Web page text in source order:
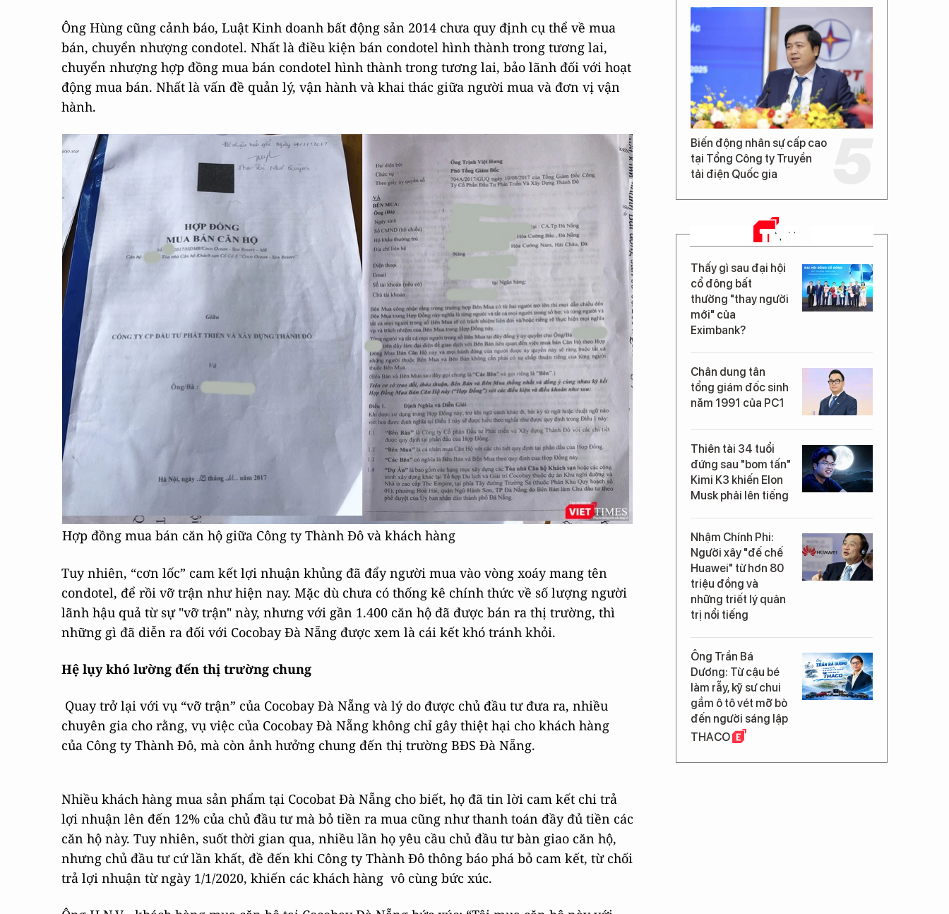
Ông Hùng cũng cảnh báo, Luật Kinh doanh bất động sản 2014 chưa quy định cụ thể về mua
bán, chuyển nhượng condotel. Nhất là điều kiện bán condotel hình thành trong tương lai,
chuyển nhượng hợp đồng mua bán condotel hình thành trong tương lai, bảo lãnh đối với hoạt
động mua bán. Nhất là vấn đề quản lý, vận hành và khai thác giữa người mua và đơn vị vận
hành.
Hợp đồng mua bán căn hộ giữa Công ty Thành Đô và khách hàng
Tuy nhiên, “cơn lốc” cam kết lợi nhuận khủng đã đẩy người mua vào vòng xoáy mang tên
condotel, để rồi vỡ trận như hiện nay. Mặc dù chưa có thống kê chính thức về số lượng người
lãnh hậu quả từ sự "vỡ trận" này, nhưng với gần 1.400 căn hộ đã được bán ra thị trường, thì
những gì đã diễn ra đối với Cocobay Đà Nẵng được xem là cái kết khó tránh khỏi.
Hệ lụy khó lường đến thị trường chung
Quay trở lại với vụ “vỡ trận” của Cocobay Đà Nẵng và lý do được chủ đầu tư đưa ra, nhiều
chuyên gia cho rằng, vụ việc của Cocobay Đà Nẵng không chỉ gây thiệt hại cho khách hàng
của Công ty Thành Đô, mà còn ảnh hưởng chung đến thị trường BĐS Đà Nẵng.
Nhiều khách hàng mua sản phẩm tại Cocobat Đà Nẵng cho biết, họ đã tin lời cam kết chi trả
lợi nhuận lên đến 12% của chủ đầu tư mà bỏ tiền ra mua cũng như thanh toán đầy đủ tiền các
căn hộ này. Tuy nhiên, suốt thời gian qua, nhiều lần họ yêu cầu chủ đầu tư bàn giao căn hộ,
nhưng chủ đầu tư cứ lần khất, đề đến khi Công ty Thành Đô thông báo phá bỏ cam kết, từ chối
trả lợi nhuận từ ngày 1/1/2020, khiến các khách hàng vô cùng bức xúc.
Biến động nhân sự cấp cao
tại Tổng Công ty Truyền
tải điện Quốc gia
TIN MỚI
Thấy gì sau đại hội
cổ đông bất
thường "thay người
mới" của
Eximbank?
Chân dung tân
tổng giám đốc sinh
năm 1991 của PC1
Thiên tài 34 tuổi
đứng sau "bom tấn"
Kimi K3 khiến Elon
Musk phải lên tiếng
Nhậm Chính Phi:
Người xây "đế chế
Huawei" từ hơn 80
triệu đồng và
những triết lý quản
trị nổi tiếng
Ông Trần Bá
Dương: Từ cậu bé
làm rẫy, kỹ sư chui
gầm ô tô vét mỡ bò
đến người sáng lập
THACO